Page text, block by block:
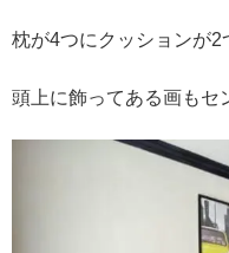
枕が4つにクッションが2
頭上に飾ってある画もセ